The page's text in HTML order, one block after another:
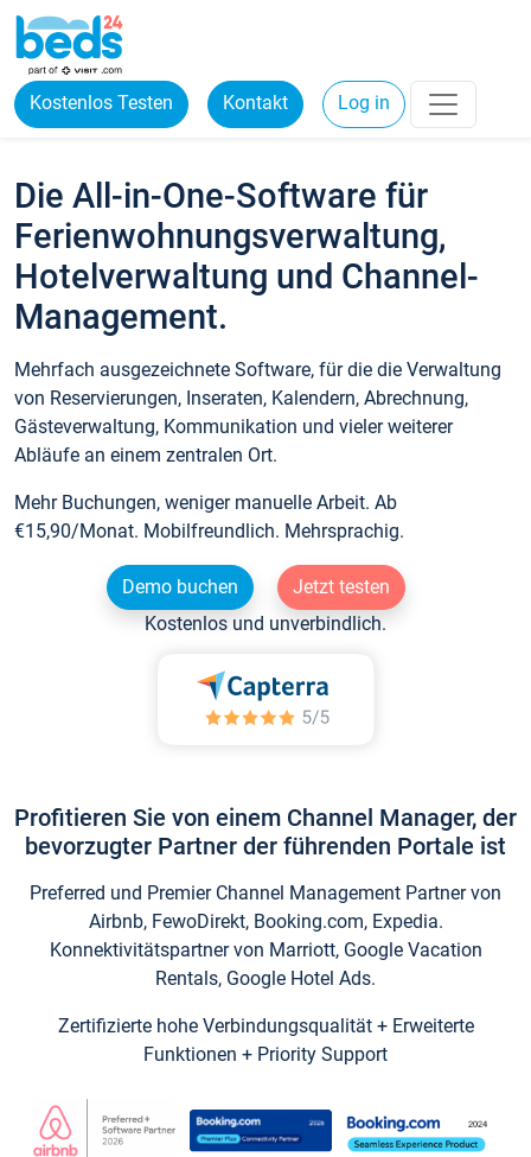
Kostenlos Testen Kontakt Log in
Die All-in-One-Software für
Ferienwohnungsverwaltung,
Hotelverwaltung und Channel-
Management.
Mehrfach ausgezeichnete Software, für die die Verwaltung
von Reservierungen, Inseraten, Kalendern, Abrechnung,
Gästeverwaltung, Kommunikation und vieler weiterer
Abläufe an einem zentralen Ort.
Mehr Buchungen, weniger manuelle Arbeit. Ab
€15,90/Monat. Mobilfreundlich. Mehrsprachig.
Demo buchen
Jetzt testen
Kostenlos und unverbindlich.
Profitieren Sie von einem Channel Manager, der
bevorzugter Partner der führenden Portale ist
Preferred und Premier Channel Management Partner von
Airbnb, FewoDirekt, Booking.com, Expedia.
Konnektivitätspartner von Marriott, Google Vacation
Rentals, Google Hotel Ads.
Zertifizierte hohe Verbindungsqualität + Erweiterte
Funktionen + Priority Support